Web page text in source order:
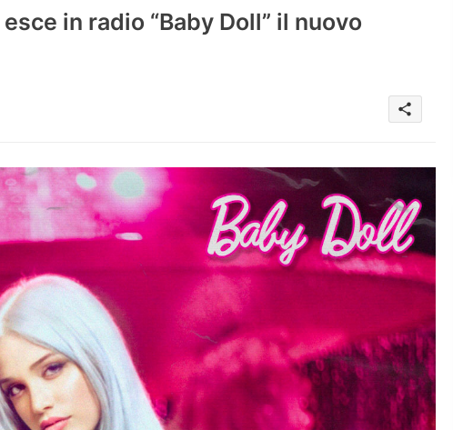
in radio “Baby Doll” il nuovo
share